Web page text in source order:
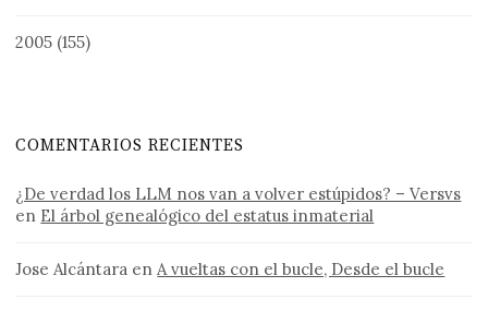
2005 (155)
COMENTARIOS RECIENTES
¿De verdad los LLM nos van a volver estúpidos? – Versvs
en El árbol genealógico del estatus inmaterial
Jose Alcántara en A vueltas con el bucle, Desde el bucle